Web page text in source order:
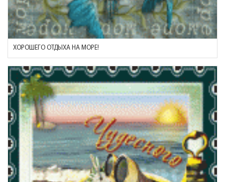
ХОРОШЕГО ОТДЫХА НА МОРЕ!